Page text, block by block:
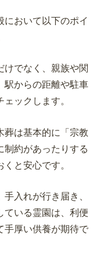
において以下のポイ
けでなく、親族や関
駅からの距離や駐車
ックします。
葬は基本的に「宗教
制約があったりする
と安心です。
手入れが行き届き、
ている霊園は、利便
手厚い供養が期待で